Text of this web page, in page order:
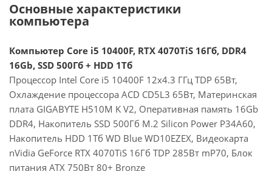
Основные характеристики
компьютера
Компьютер Core i5 10400F, RTX 4070TiS 16Гб, DDR4
16Gb, SSD 500Гб + HDD 1Тб
Процессор Intel Core i5 10400F 12x4.3 ГГц TDP 65Вт,
Охлаждение процессора ACD CD5L3 65Вт, Материнская
плата GIGABYTE H510M K V2, Оперативная память 16Gb
DDR4, Накопитель SSD 500Гб M.2 Silicon Power P34A60,
Накопитель HDD 1Тб WD Blue WD10EZEX, Видеокарта
nVidia GeForce RTX 4070TiS 16Гб TDP 285Вт mP70, Блок
питания ATX 750Вт 80+ Bronze